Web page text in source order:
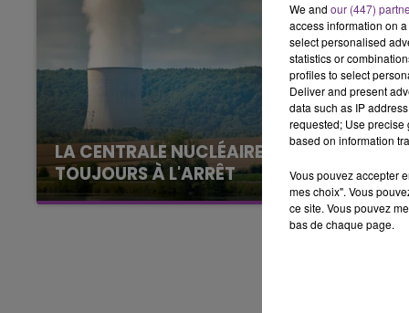
LA CENTRALE NUCLÉAIRE DE CHOOZ
TOUJOURS À L'ARRÊT
Cela fait déjà une semaine que la centrale
nucléaire ardennaise est à l'arrêt. Une situation
We and our (447)
access information on
select personalised
statistics or
profiles to select
Deliver and present
data such as IP
requested; Use precise
based on information
Vous pouvez accepter
mes choix". Vous
ce site. Vous pouvez
bas de chaque page.